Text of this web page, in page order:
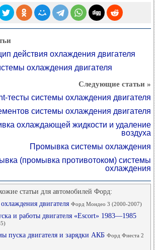
действия охлаждения двигателя
охлаждения двигателя
Следующие статьи »
тесты системы охлаждения двигателя
системы охлаждения двигателя
охлаждающей жидкости и удаление
воздуха
Промывка системы охлаждения
(промывка противотоком) системы
охлаждения
статьи для автомобилей Форд:
двигателя Форд Мондео 3 (2000-2007)
и работы двигателя «Escort» 1983—1985
пуска двигателя и зарядки АКБ Форд Фиеста 2